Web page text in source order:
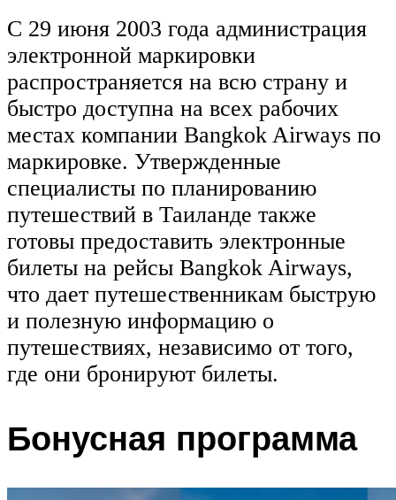
С 29 июня 2003 года администрация
электронной маркировки
распространяется на всю страну и
быстро доступна на всех рабочих
местах компании Bangkok Airways по
маркировке. Утвержденные
специалисты по планированию
путешествий в Таиланде также
готовы предоставить электронные
билеты на рейсы Bangkok Airways,
что дает путешественникам быструю
и полезную информацию о
путешествиях, независимо от того,
где они бронируют билеты.
Бонусная программа